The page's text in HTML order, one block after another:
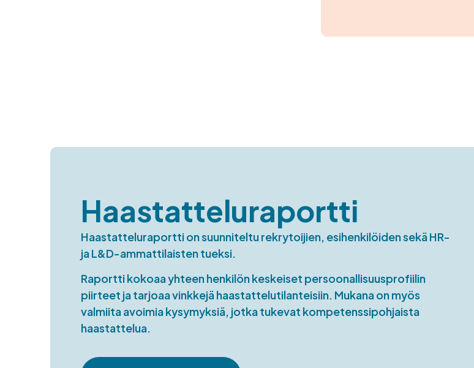
Haastatteluraportti
Haastatteluraportti on suunniteltu rekrytoijien, esihenkilöiden sekä HR-
ja L&D-ammattilaisten tueksi.
Raportti kokoaa yhteen henkilön keskeiset persoonallisuusprofiilin
piirteet ja tarjoaa vinkkejä haastattelutilanteisiin. Mukana on myös
valmiita avoimia kysymyksiä, jotka tukevat kompetenssipohjaista
haastattelua.